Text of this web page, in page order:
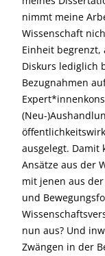
nimmt meine
Wissenschaft
Einheit begrenzt,
Diskurs lediglich
Bezugnahmen
(Neu-
ausgelegt. Damit
Ansätze aus der
mit jenen aus
und
nun aus? Und
Zwängen in der